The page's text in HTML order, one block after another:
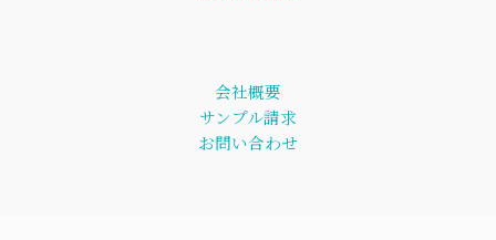
会社概要
サンプル請求
お問い合わせ